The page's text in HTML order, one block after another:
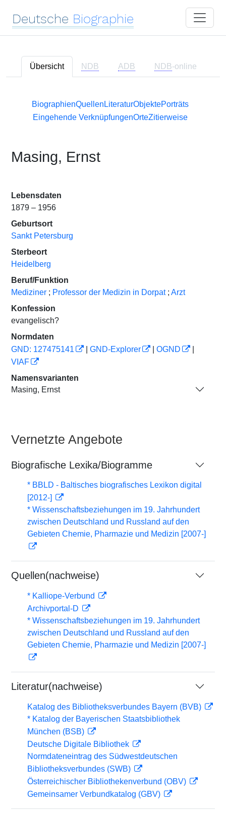
Deutsche Biographie
Übersicht NDB ADB NDB-online
BiographienQuellen LiteraturObjektePorträts
Eingehende VerknüpfungenOrteZitierweise
Masing, Ernst
Lebensdaten
1879 – 1956
Geburtsort
Sankt Petersburg
Sterbeort
Heidelberg
Beruf/Funktion
Mediziner ; Professor der Medizin in Dorpat ; Arzt
Konfession
evangelisch?
Normdaten
GND: 127475141
GND-Explorer OGND
VIAF
Namensvarianten
Masing, Ernst
Vernetzte Angebote
Biografische Lexika/Biogramme
* BBLD - Baltisches biografisches Lexikon digital
[2012-]
* Wissenschaftsbeziehungen im 19. Jahrhundert
zwischen Deutschland und Russland auf den
Gebieten Chemie, Pharmazie und Medizin [2007-]
Quellen(nachweise)
* Kalliope-Verbund
Archivportal-D
* Wissenschaftsbeziehungen im 19. Jahrhundert
zwischen Deutschland und Russland auf den
Gebieten Chemie, Pharmazie und Medizin [2007-]
Literatur(nachweise)
Katalog des Bibliotheksverbundes Bayern (BVB)
* Katalog der Bayerischen Staatsbibliothek
München (BSB)
Deutsche Digitale Bibliothek
Normdateneintrag des Südwestdeutschen
Bibliotheksverbundes (SWB)
Österreichischer Bibliothekenverbund (OBV)
Gemeinsamer Verbundkatalog (GBV)